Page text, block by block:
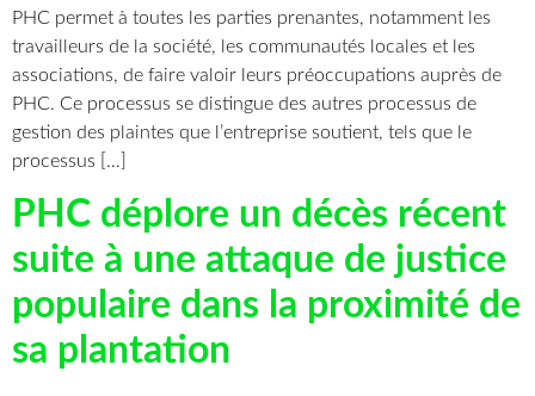
PHC permet à toutes les parties prenantes, notamment les
travailleurs de la société, les communautés locales et les
associations, de faire valoir leurs préoccupations auprès de
PHC. Ce processus se distingue des autres processus de
gestion des plaintes que l’entreprise soutient, tels que le
processus […]
PHC déplore un décès récent
suite à une attaque de justice
populaire dans la proximité de
sa plantation